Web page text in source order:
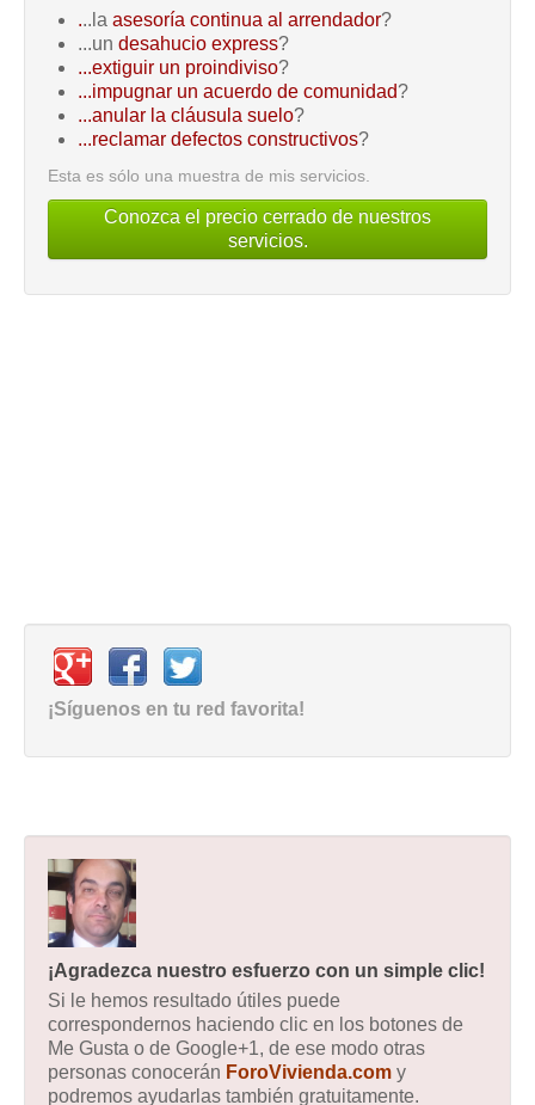
...la asesoría continua al arrendador?
...un desahucio express?
...extiguir un proindiviso?
...impugnar un acuerdo de comunidad?
...anular la cláusula suelo?
...reclamar defectos constructivos?
Esta es sólo una muestra de mis servicios.
Conozca el precio cerrado de nuestros
servicios.
¡Síguenos en tu red favorita!
¡Agradezca nuestro esfuerzo con un simple clic!
Si le hemos resultado útiles puede
correspondernos haciendo clic en los botones de
Me Gusta o de Google+1, de ese modo otras
personas conocerán ForoVivienda.com y
podremos ayudarlas también gratuitamente.